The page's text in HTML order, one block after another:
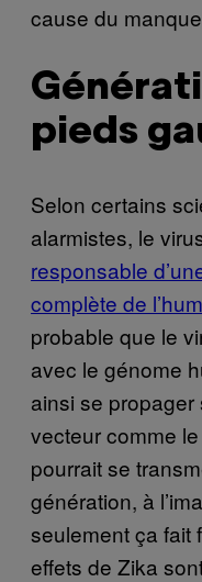
cause du
pieds
Selon certains
alarmistes, le
responsable
complète de
probable que le
avec le génome
ainsi se propager
vecteur comme
pourrait se
génération, à
seulement ça fait
effets de Zika